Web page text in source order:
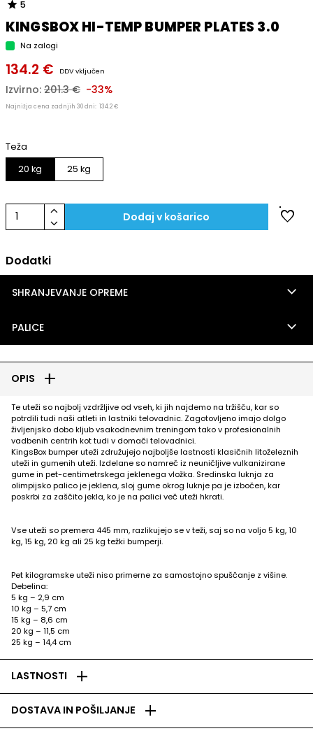
star 5
KINGSBOX HI-TEMP BUMPER PLATES 3.0
Na zalogi
134.2 € DDV vključen
Izvirno: 201.3 € -33%
Najnižja cena zadnjih 30 dni: 134.2 €
Teža
20 kg
25 kg
1 keyboard_arrow_up
keyboard_arrow_down Dodaj v košarico favorite
Dodatki
SHRANJEVANJE OPREME keyboard_arrow_down
PALICE keyboard_arrow_down
OPIS add
Te uteži so najbolj vzdržljive od vseh, ki jih najdemo na tržišču, kar so
potrdili tudi naši atleti in lastniki telovadnic. Zagotovljeno imajo dolgo
življenjsko dobo kljub vsakodnevnim treningom tako v profesionalnih
vadbenih centrih kot tudi v domači telovadnici.
KingsBox bumper uteži združujejo najboljše lastnosti klasičnih litoželeznih
uteži in gumenih uteži. Izdelane so namreč iz neuničljive vulkanizirane
gume in pet-centimetrskega jeklenega vložka. Sredinska luknja za
olimpijsko palico je jeklena, sloj gume okrog luknje pa je izbočen, kar
poskrbi za zaščito jekla, ko je na palici več uteži hkrati.
Vse uteži so premera 445 mm, razlikujejo se v teži, saj so na voljo 5 kg, 10
kg, 15 kg, 20 kg ali 25 kg težki bumperji.
Pet kilogramske uteži niso primerne za samostojno spuščanje z višine.
Debelina:
5 kg – 2,9 cm
10 kg – 5,7 cm
15 kg – 8,6 cm
20 kg – 11,5 cm
25 kg – 14,4 cm
LASTNOSTI add
DOSTAVA IN POŠILJANJE add